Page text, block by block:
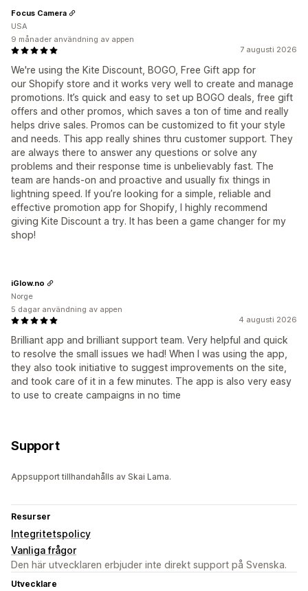
7 augusti 2026
We're using the Kite Discount, BOGO, Free Gift app for
our Shopify store and it works very well to create and manage
promotions. It’s quick and easy to set up BOGO deals, free gift
offers and other promos, which saves a ton of time and really
helps drive sales. Promos can be customized to fit your style
and needs. This app really shines thru customer support. They
are always there to answer any questions or solve any
problems and their response time is unbelievably fast. The
team are hands-on and proactive and usually fix things in
lightning speed. If you’re looking for a simple, reliable and
effective promotion app for Shopify, I highly recommend
giving Kite Discount a try. It has been a game changer for my
shop!
Focus Camera
USA
9 månader användning av appen
4 augusti 2026
Brilliant app and brilliant support team. Very helpful and quick
to resolve the small issues we had! When I was using the app,
they also took initiative to suggest improvements on the site,
and took care of it in a few minutes. The app is also very easy
to use to create campaigns in no time
iGlow.no
Norge
5 dagar användning av appen
Support
Appsupport tillhandahålls av Skai Lama.
Resurser
Integritetspolicy
Vanliga frågor
Den här utvecklaren erbjuder inte direkt support på Svenska.
Utvecklare